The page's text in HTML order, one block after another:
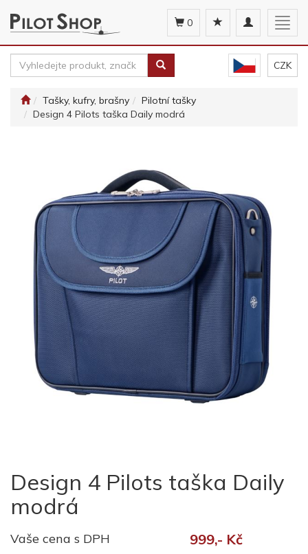
Toggle
navigation
0
CZK
Tašky, kufry, brašny
Pilotní tašky
Design 4 Pilots taška Daily modrá
Design 4 Pilots taška Daily
modrá
Vaše cena s DPH 999,- Kč